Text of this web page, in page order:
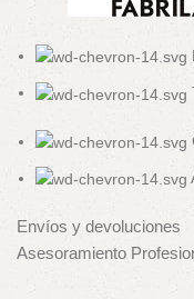
Envíos y devoluciones
Asesoramiento